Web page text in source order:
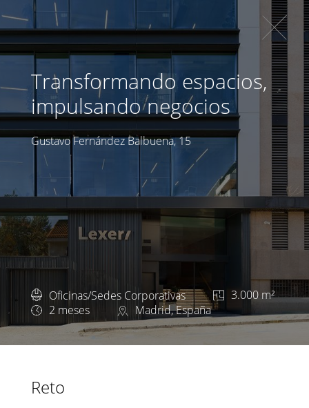
Transformando espacios,
impulsando negocios
Gustavo Fernández Balbuena, 15
Oficinas/Sedes Corporativas
3.000 m²
2 meses
Madrid, España
Reto